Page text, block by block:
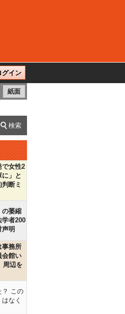
グイン
紙面
で女性2
」と
断ミ
の萎縮
者200
明
事務所
館い
周辺を
？ この
なく